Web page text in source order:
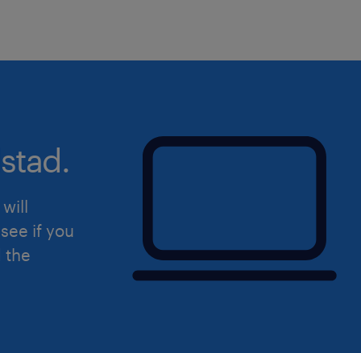
sprzedażowe oraz zarządzanie
gwarancji
will
if you
the